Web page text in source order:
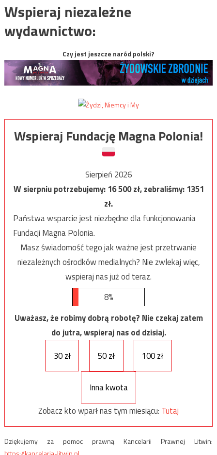
Wspieraj niezależne
wydawnictwo:
Czy jest jeszcze naród polski?
Wspieraj Fundację Magna Polonia!
Sierpień 2026
W sierpniu potrzebujemy:16 500zł, zebraliśmy:1351
zł.
Państwa wsparcie jest niezbędne dla funkcjonowania
Fundacji Magna Polonia.
Masz świadomość tego jak ważne jest przetrwanie
niezależnych ośrodków medialnych? Nie zwlekaj więc,
wspieraj nas już od teraz.
8%
Uważasz, że robimy dobrą robotę? Nie czekaj zatem
do jutra, wspieraj nas od dzisiaj.
30 zł
50 zł 100 zł
Inna kwota
Zobacz kto wparł nas tym miesiącu: Tutaj
Dziękujemy za pomoc prawną Kancelarii Prawnej Litwin: